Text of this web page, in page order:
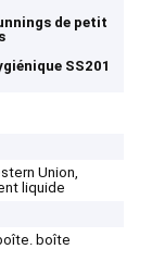
de petit
SS201
Union,
liquide
boîte